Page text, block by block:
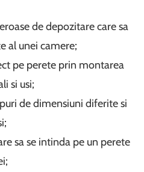
de depozitare care sa
al unei camere;
pe perete prin montarea
si usi;
de dimensiuni diferite si
sa se intinda pe un perete